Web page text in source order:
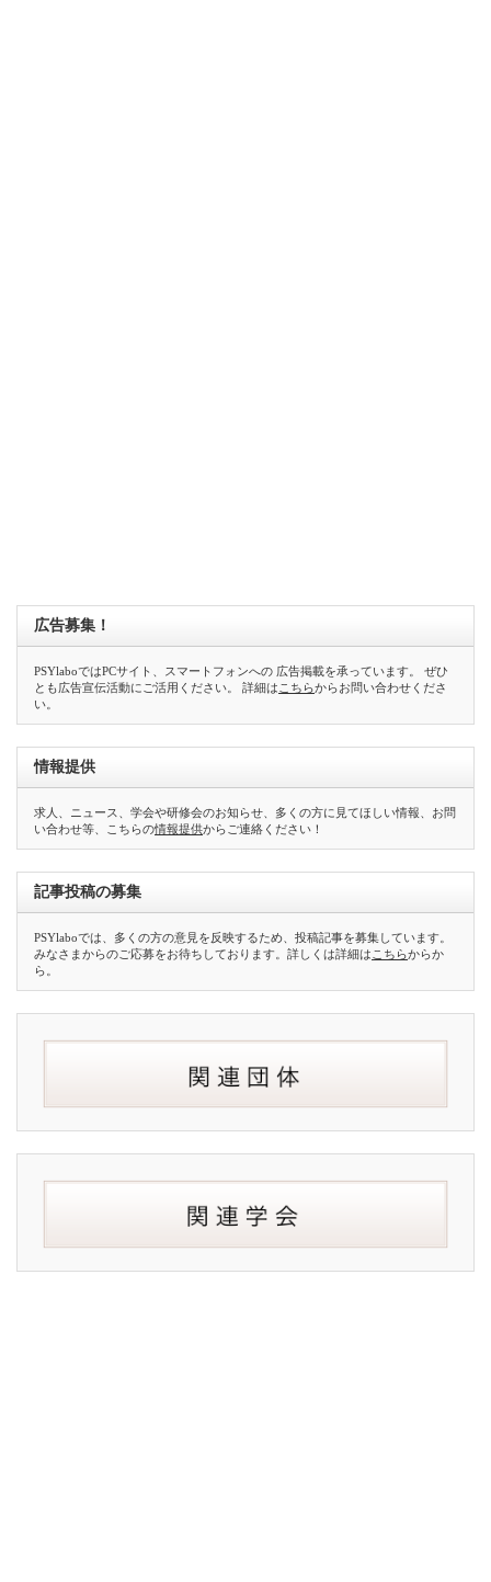
広告募集！
PSYlaboではPCサイト、スマートフォンへの 広告掲載を承っています。 ぜひ
とも広告宣伝活動にご活用ください。 詳細は こちらからお問い合わせくださ
い。
情報提供
求人、ニュース、学会や研修会のお知らせ、多くの方に見てほしい情報、お問
い合わせ等、こちらの情報提供からご連絡ください！
記事投稿の募集
PSYlaboでは、多くの方の意見を反映するため、投稿記事を募集しています。
みなさまからのご応募をお待ちしております。詳しくは詳細は こちらからか
ら。